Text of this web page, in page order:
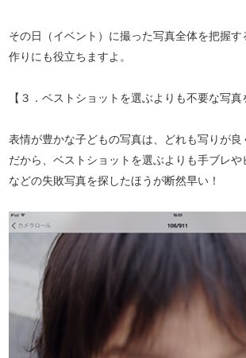
その日（イベント）に撮った写真全体を把握
作りにも役立ちますよ。
【３．ベストショットを選ぶよりも不要な写真
表情が豊かな子どもの写真は、どれも写りが良
だから、ベストショットを選ぶよりも手ブレや
などの失敗写真を探したほうが断然早い！